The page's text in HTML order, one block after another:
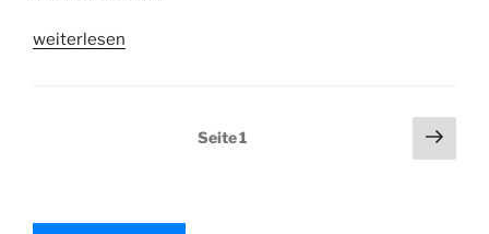
„Shopware
Ocean“
weiterlesen
Seitennummerierung
Seite1